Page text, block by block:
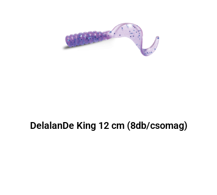
DelalanDe King 12 cm (8db/csomag)